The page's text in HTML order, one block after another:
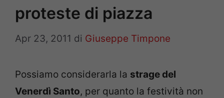
proteste di piazza
Apr 23, 2011 di Giuseppe Timpone
Possiamo considerarla la strage del
Venerdì Santo, per quanto la festività non